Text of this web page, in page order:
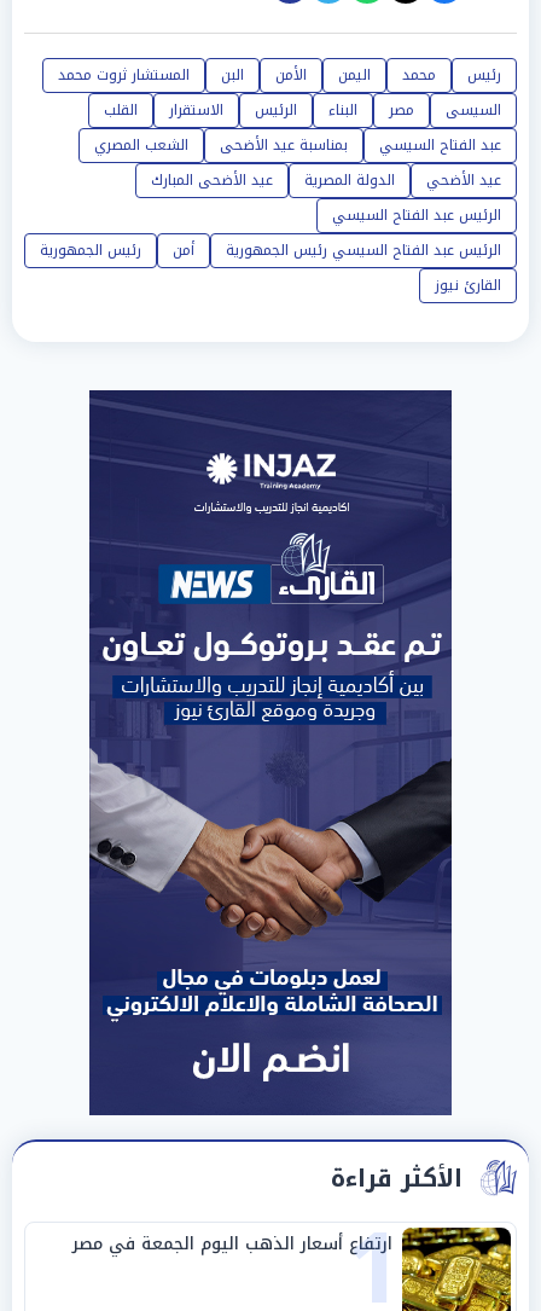
رئيس محمد اليمن الأمن البن
المستشار ثروت محمد
السيسى
مصر البناء الرئيس الاستقرار
القلب
عبد الفتاح السيسي
بمناسبة عيد الأضحى
الشعب المصري
عيد الأضحي
الدولة المصرية
عيد الأضحى المبارك
الرئيس عبد الفتاح السيسي
الرئيس عبد الفتاح السيسي رئيس الجمهورية
أمن
رئيس الجمهورية
القارئ نيوز
الأكثر قراءة
1
ارتفاع أسعار الذهب اليوم الجمعة في مصر